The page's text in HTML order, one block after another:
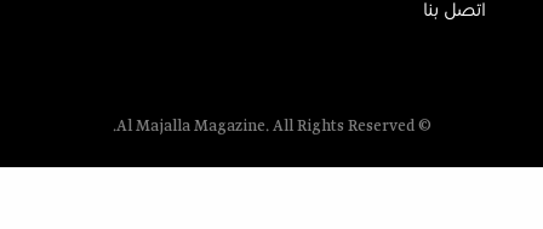
اتصل بنا
© Al Majalla Magazine. All Rights Reserved.